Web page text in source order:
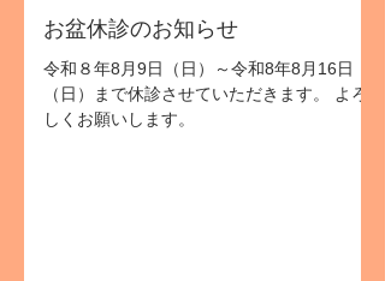
お盆休診のお知らせ
令和８年8月9日（日）～令和8年8月16日
（日）まで休診させていただきます。 よろ
しくお願いします。